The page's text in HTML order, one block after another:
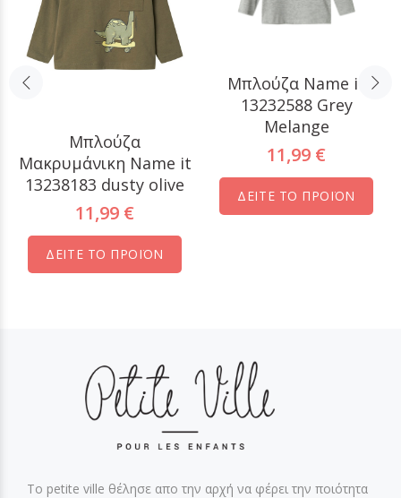
Μπλούζα
Μακρυμάνικη Name it
13238183 dusty olive
11,99 €
ΔΕΙΤΕ ΤΟ ΠΡΟΪΟΝ
Μπλούζα Name it
13232588 Grey
Melange
11,99 €
ΔΕΙΤΕ ΤΟ ΠΡΟΪΟΝ
Το petite ville θέλησε απο την αρχή να φέρει την ποιότητα